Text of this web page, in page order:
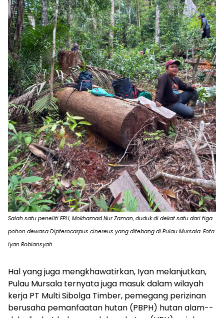
Salah satu peneliti FPLI, Mokhamad Nur Zaman, duduk di dekat satu dari tiga
pohon dewasa Dipterocarpus cinereus yang ditebang di Pulau Mursala. Foto:
Iyan Robiansyah.
Hal yang juga mengkhawatirkan, Iyan melanjutkan,
Pulau Mursala ternyata juga masuk dalam wilayah
kerja PT Multi Sibolga Timber, pemegang perizinan
berusaha pemanfaatan hutan (PBPH) hutan alam--